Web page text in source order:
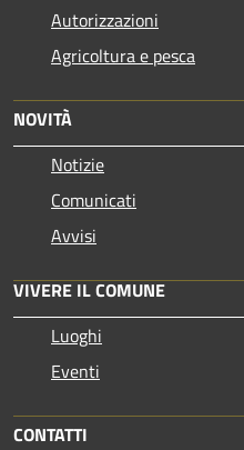
Autorizzazioni
Agricoltura e pesca
NOVITÀ
Notizie
Comunicati
Avvisi
VIVERE IL COMUNE
Luoghi
Eventi
CONTATTI